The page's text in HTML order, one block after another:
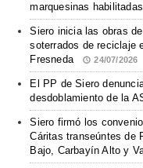
marquesinas habilitadas
Siero inicia las obras
soterrados de reciclaje
Fresneda
24/07/2026
El PP de Siero
desdoblamiento de la
Siero firmó los
Cáritas transeúntes de
Bajo, Carbayín Alto y